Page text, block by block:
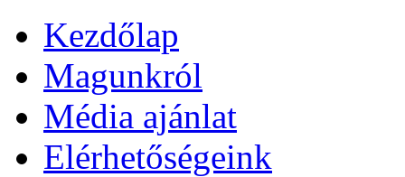
Kezdőlap
Magunkról
Média ajánlat
Elérhetőségeink